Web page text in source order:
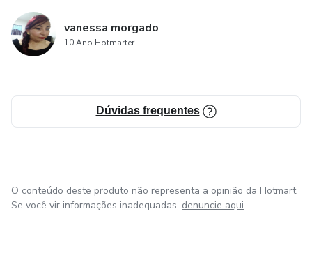
vanessa morgado
10 Ano Hotmarter
Dúvidas frequentes
O conteúdo deste produto não representa a opinião da Hotmart.
Se você vir informações inadequadas, denuncie aqui